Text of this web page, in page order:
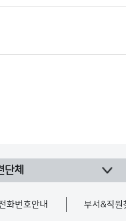
단체
화번호안내 부서&직원